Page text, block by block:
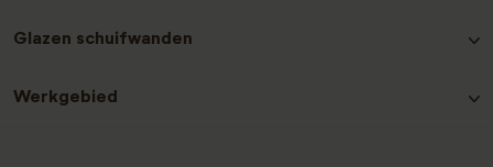
Hout-beton schutting Grenen Zwart
Hout-beton schutting Redwood
Glazen schuifwanden
Werkgebied